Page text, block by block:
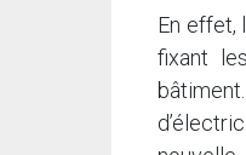
En effet,
fixant